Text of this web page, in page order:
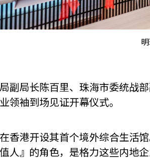
副局长陈百里、珠海市委统战
领袖到场见证开幕仪式。
香港开设其首个境外综合生活
人』的角色，是格力这些内地企